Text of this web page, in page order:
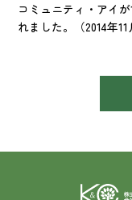
コミュニティ・アイ
れました。（2014年11